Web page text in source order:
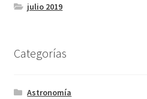
julio 2019
Categorías
Astronomía